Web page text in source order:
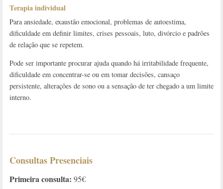
Terapia individual
Para ansiedade, exaustão emocional, problemas de autoestima,
dificuldade em definir limites, crises pessoais, luto, divórcio e padrões
de relação que se repetem.
Pode ser importante procurar ajuda quando há irritabilidade frequente,
dificuldade em concentrar-se ou em tomar decisões, cansaço
persistente, alterações de sono ou a sensação de ter chegado a um limite
interno.
Consultas Presenciais
Primeira consulta: 95€